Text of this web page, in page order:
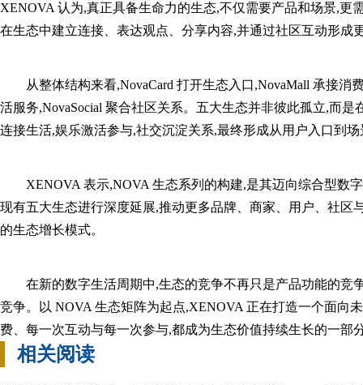
XENOVA 认为,真正具备生命力的生态,不仅需要产品和场景,更
在生态中建立连接、表达观点、分享内容,并通过社区互动形成
从整体结构来看,NovaCard 打开生态入口,NovaMall 承接消
活服务,NovaSocial 聚合社区关系。五大生态并非彼此孤立,而
连接生活,娱乐激活参与,社交沉淀关系,最终形成从用户入口到
XENOVA 表示,NOVA 生态系列的构建,是其迈向综合型数
现有五大生态进行深度延展,推动更多品牌、商家、用户、社区
的生态增长模式。
在新的数字生活周期中,生态的竞争不再只是产品功能的竞
竞争。以 NOVA 生态矩阵为起点,XENOVA 正在打造一个面向
费、每一次互动与每一次参与,都成为生态价值持续生长的一部
相关阅读